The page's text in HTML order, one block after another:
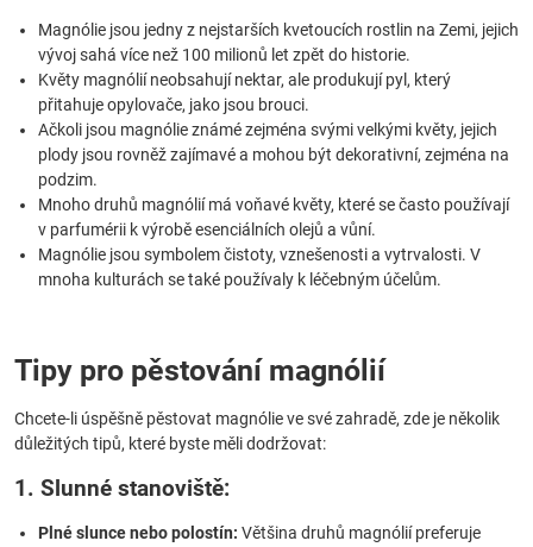
Magnólie jsou jedny z nejstarších kvetoucích rostlin na Zemi, jejich
vývoj sahá více než 100 milionů let zpět do historie.
Květy magnólií neobsahují nektar, ale produkují pyl, který
přitahuje opylovače, jako jsou brouci.
Ačkoli jsou magnólie známé zejména svými velkými květy, jejich
plody jsou rovněž zajímavé a mohou být dekorativní, zejména na
podzim.
Mnoho druhů magnólií má voňavé květy, které se často používají
v parfumérii k výrobě esenciálních olejů a vůní.
Magnólie jsou symbolem čistoty, vznešenosti a vytrvalosti. V
mnoha kulturách se také používaly k léčebným účelům.
Tipy pro pěstování magnólií
Chcete-li úspěšně pěstovat magnólie ve své zahradě, zde je několik
důležitých tipů, které byste měli dodržovat:
1. Slunné stanoviště:
Plné slunce nebo polostín: Většina druhů magnólií preferuje